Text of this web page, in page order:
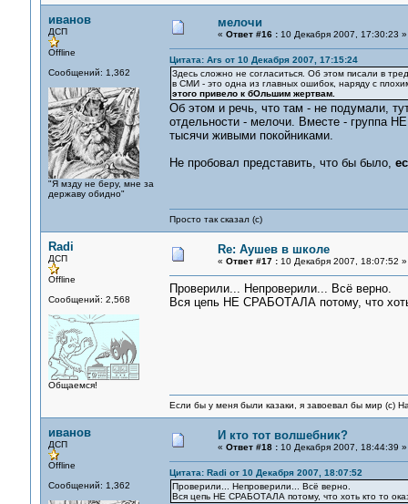
иванов
ДСП
Offline
Сообщений: 1,362
"Я мзду не беру, мне за
державу обидно"
мелочи
« Ответ #16 :10 Декабря 2007, 17:30:23 »
Цитата: Ars от 10 Декабря 2007, 17:15:24
Здесь сложно не согласиться. Об этом писали в
в СМИ - это одна из главных ошибок, наряду с
этого привело к бОльшим жертвам.
Об этом и речь, что там - не подумали,
отдельности - мелочи. Вместе - группа
тысячи живыми покойниками.
Не пробовал представить, что бы было,
Просто так сказал (с)
Radi
ДСП
Offline
Сообщений: 2,568
Общаемся!
Re: Аушев в школе
« Ответ #17 :10 Декабря 2007, 18:07:52 »
Проверили... Непроверили... Всё верно.
Вся цепь НЕ СРАБОТАЛА потому, что
Если бы у меня были казаки, я завоевал бы мир (с)
иванов
ДСП
Offline
Сообщений: 1,362
И кто тот волшебник?
« Ответ #18 :10 Декабря 2007, 18:44:39 »
Цитата: Radi от 10 Декабря 2007, 18:07:52
Проверили... Непроверили... Всё верно.
Вся цепь НЕ СРАБОТАЛА потому, что хоть кто то